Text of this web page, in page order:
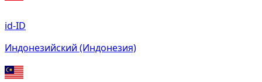
id-ID
Индонезийский (Индонезия)